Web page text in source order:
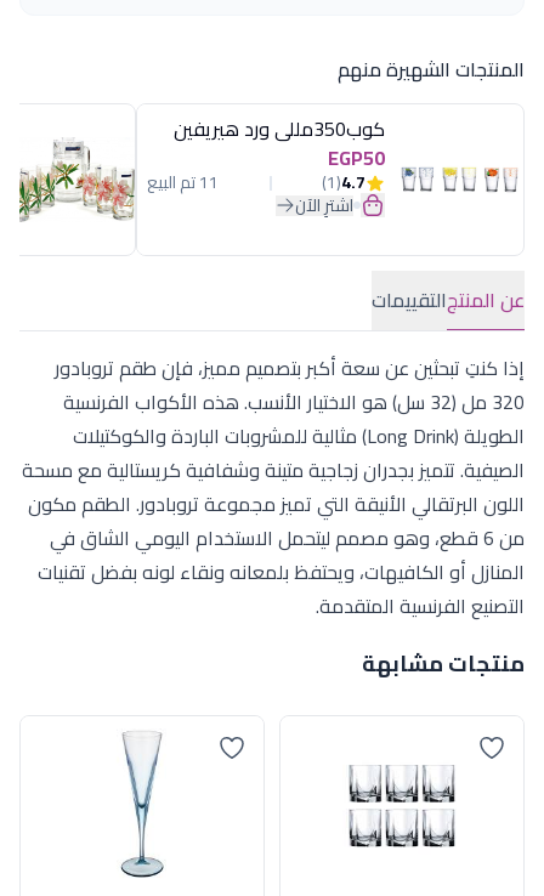
المنتجات الشهيرة منهم
كوب350مللى ورد هيريفين
EGP50
4.7
(1) 11 تم البيع
اشترِ الآن
عن المنتجالتقييمات
إذا كنتِ تبحثين عن سعة أكبر بتصميم مميز، فإن طقم تروبادور
320 مل (32 سل) هو الاختيار الأنسب. هذه الأكواب الفرنسية
الطويلة (Long Drink) مثالية للمشروبات الباردة والكوكتيلات
الصيفية. تتميز بجدران زجاجية متينة وشفافية كريستالية مع مسحة
اللون البرتقالي الأنيقة التي تميز مجموعة تروبادور. الطقم مكون
من 6 قطع، وهو مصمم ليتحمل الاستخدام اليومي الشاق في
المنازل أو الكافيهات، ويحتفظ بلمعانه ونقاء لونه بفضل تقنيات
التصنيع الفرنسية المتقدمة.
منتجات مشابهة